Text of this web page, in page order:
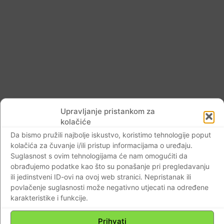
Upravljanje pristankom za
kolačiće
Da bismo pružili najbolje iskustvo, koristimo tehnologije poput
kolačića za čuvanje i/ili pristup informacijama o uređaju.
Suglasnost s ovim tehnologijama će nam omogućiti da
obrađujemo podatke kao što su ponašanje pri pregledavanju
ili jedinstveni ID-ovi na ovoj web stranici. Nepristanak ili
povlačenje suglasnosti može negativno utjecati na određene
karakteristike i funkcije.
Prihvati
Odgovor na pitanje zašto je tome tako krije
se u eri kada je bivši SDP-ov ministar
Mihael Zmajlović ravnao Ministarstvom
zaštite okoliša, a u tom periodu navodno je
posredstvom upravnog Vijeća, a u